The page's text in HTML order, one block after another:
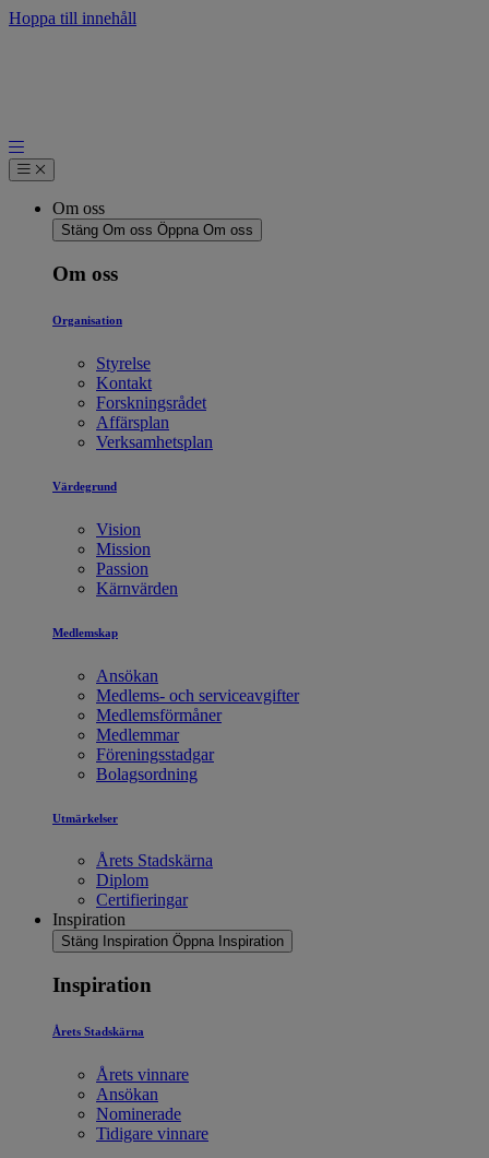
Hoppa till innehåll
Om oss
Stäng Om oss Öppna Om oss
Om oss
Organisation
Styrelse
Kontakt
Forskningsrådet
Affärsplan
Verksamhetsplan
Värdegrund
Vision
Mission
Passion
Kärnvärden
Medlemskap
Ansökan
Medlems- och serviceavgifter
Medlemsförmåner
Medlemmar
Föreningsstadgar
Bolagsordning
Utmärkelser
Årets Stadskärna
Diplom
Certifieringar
Inspiration
Stäng Inspiration Öppna Inspiration
Inspiration
Årets Stadskärna
Årets vinnare
Ansökan
Nominerade
Tidigare vinnare